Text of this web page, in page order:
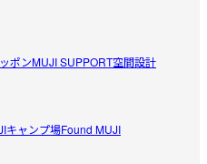
サッカーイージーテーパード
チサッカー　UVカット　フル
思います
タリです。
気になるところ。ベルトす
ポンMUJI SUPPORT空間設計
キャンプ場Found MUJI